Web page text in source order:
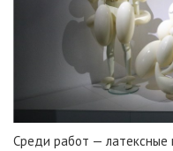
Среди работ — латексные